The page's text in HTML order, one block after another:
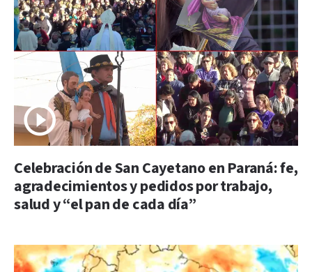
Celebración de San Cayetano en Paraná: fe,
agradecimientos y pedidos por trabajo,
salud y “el pan de cada día”